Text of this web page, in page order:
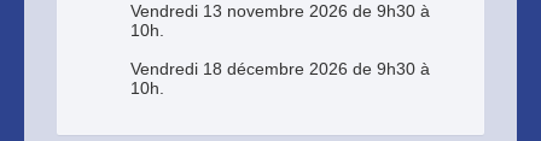
Vendredi 13 novembre 2026 de 9h30 à
10h.
Vendredi 18 décembre 2026 de 9h30 à
10h.